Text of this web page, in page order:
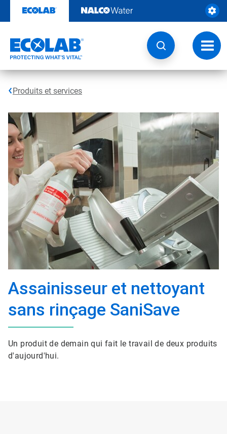
contenu​​​​​​​
à
Produits et services
Assainisseur et nettoyant
sans rinçage SaniSave
Un produit de demain qui fait le travail de deux produits
d'aujourd'hui.